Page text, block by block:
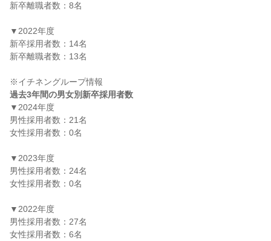
新卒離職者数：8名
▼2022年度
新卒採用者数：14名
新卒離職者数：13名
過去3年間の男女別新卒採用者数
▼2024年度
男性採用者数：21名
女性採用者数：0名
▼2023年度
男性採用者数：24名
女性採用者数：0名
▼2022年度
男性採用者数：27名
女性採用者数：6名